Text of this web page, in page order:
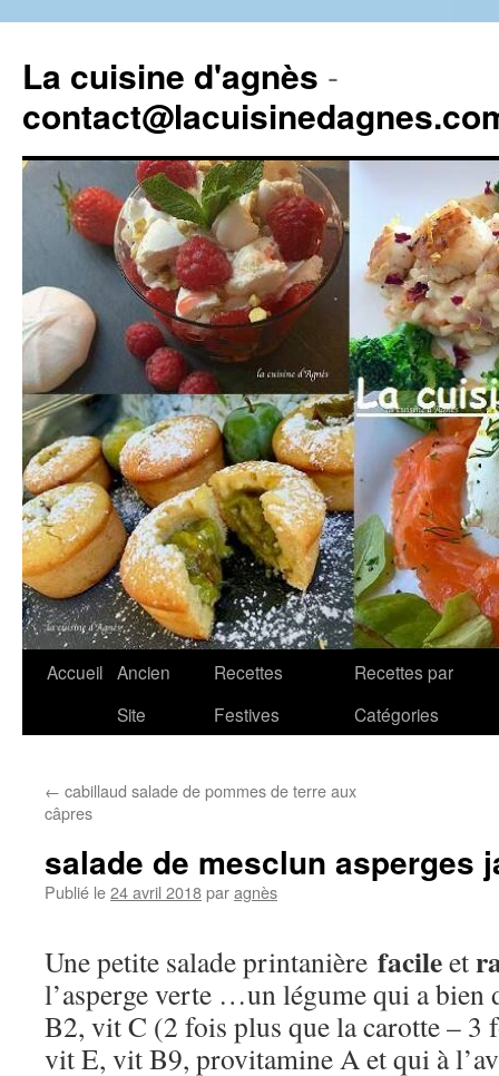
La cuisine d'agnès -
Aller
Accueil Ancien
Site
Recettes
Festives
Recettes par
Catégories
← cabillaud salade de pommes de terre aux
câpres
salade de mesclun asperges
Publié le24 avril 2018paragnès
Une petite salade printanière facileet
l’asperge verte …un légume qui a bien
B2, vit C (2 fois plus que la carotte – 3
vit E, vit B9, provitamine A et qui à